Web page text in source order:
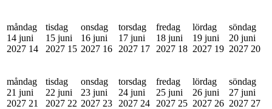
måndag
14 juni
2027 14
tisdag
15 juni
2027 15
onsdag
16 juni
2027 16
torsdag
17 juni
2027 17
fredag
18 juni
2027 18
lördag
19 juni
2027 19
söndag
20 juni
2027 20
måndag
21 juni
2027 21
tisdag
22 juni
2027 22
onsdag
23 juni
2027 23
torsdag
24 juni
2027 24
fredag
25 juni
2027 25
lördag
26 juni
2027 26
söndag
27 juni
2027 27